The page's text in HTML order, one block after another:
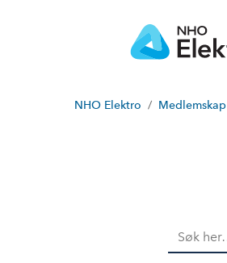
NHO Elektro Medlemskap
Søk
på